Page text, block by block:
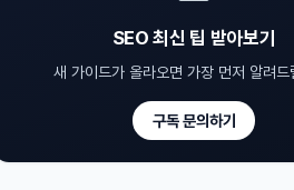
SEO 최신 팁 받아보기
새 가이드가 올라오면 가장 먼저 알려드
구독 문의하기